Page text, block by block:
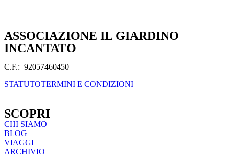
ASSOCIAZIONE IL GIARDINO
INCANTATO
C.F.: 92057460450
STATUTOTERMINI E CONDIZIONI
SCOPRI
CHI SIAMO
BLOG
VIAGGI
ARCHIVIO